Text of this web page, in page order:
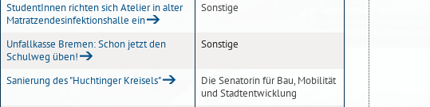
StudentInnen richten sich Atelier in alter
Matratzendesinfektionshalle ein
Sonstige
Unfallkasse Bremen: Schon jetzt den
Schulweg üben!
Sonstige
Sanierung des "Huchtinger Kreisels"
Die Senatorin für Bau, Mobilität
und Stadtentwicklung